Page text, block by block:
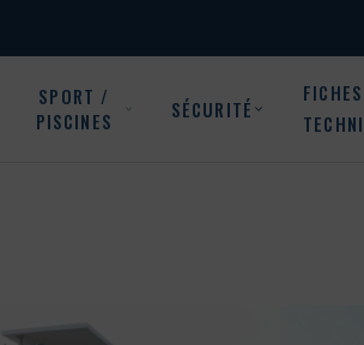
SPORT /
PISCINES
SÉCURITÉ
FICHES